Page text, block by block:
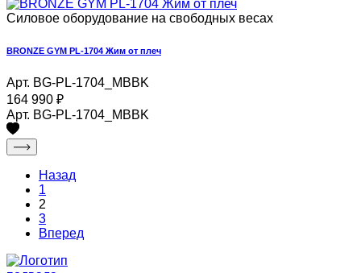
Силовое оборудование на свободных весах
BRONZE GYM PL-1704 Жим от плеч
Арт. BG-PL-1704_MBBK
164 990 ₽
Арт. BG-PL-1704_MBBK
Назад
1
2
3
Вперед